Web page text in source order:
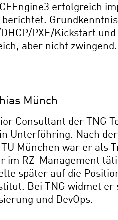
erfolgreich
berichtet.
PXE/Kickstart und
aber nicht zwingend.
Münch
Consultant der TNG
Unterföhring. Nach
München war er als
im RZ-Management
später auf die
Bei TNG widmet er
und DevOps.